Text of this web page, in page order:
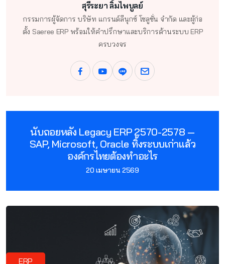
สุรีระยา ลิ้มไพบูลย์
กรรมการผู้จัดการ บริษัท แกรนด์ลีนุกซ์ โซลูชั่น จำกัด และผู้ก่อ
ตั้ง Saeree ERP พร้อมให้คำปรึกษาและบริการด้านระบบ ERP
ครบวงจร
นับถอยหลัง Legacy ERP 2570-2578 —
SAP, Microsoft, Oracle ทิ้งระบบเก่าแล้ว
องค์กรไทยต้องทำอะไร
20 เมษายน 2569
ERP